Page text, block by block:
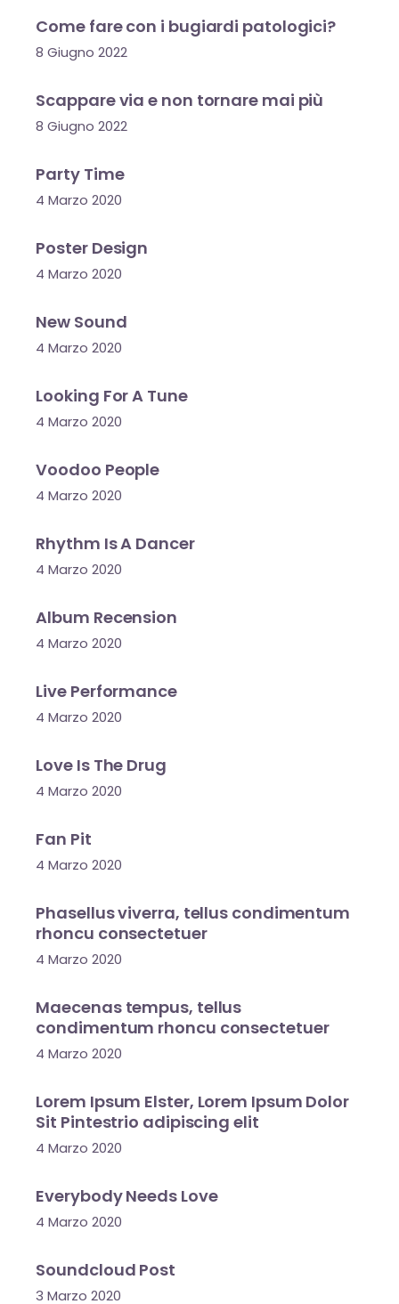
Come fare con i bugiardi patologici?
8 Giugno 2022
Scappare via e non tornare mai più
8 Giugno 2022
Party Time
4 Marzo 2020
Poster Design
4 Marzo 2020
New Sound
4 Marzo 2020
Looking For A Tune
4 Marzo 2020
Voodoo People
4 Marzo 2020
Rhythm Is A Dancer
4 Marzo 2020
Album Recension
4 Marzo 2020
Live Performance
4 Marzo 2020
Love Is The Drug
4 Marzo 2020
Fan Pit
4 Marzo 2020
Phasellus viverra, tellus condimentum
rhoncu consectetuer
4 Marzo 2020
Maecenas tempus, tellus
condimentum rhoncu consectetuer
4 Marzo 2020
Lorem Ipsum Elster, Lorem Ipsum Dolor
Sit Pintestrio adipiscing elit
4 Marzo 2020
Everybody Needs Love
4 Marzo 2020
Soundcloud Post
3 Marzo 2020